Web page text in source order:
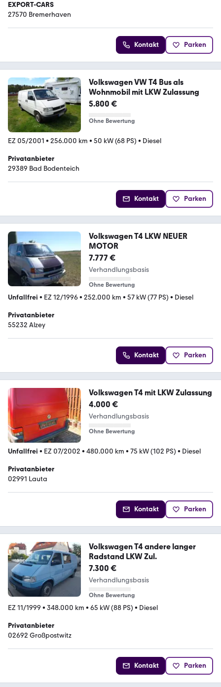
EXPORT-CARS
27570 Bremerhaven
Kontakt Parken
Volkswagen VW T4 Bus als
Wohnmobil mit LKW Zulassung
5.800 €
Ohne Bewertung
EZ 05/2001 • 256.000 km • 50 kW (68 PS) • Diesel
Privatanbieter
29389 Bad Bodenteich
Kontakt Parken
Volkswagen T4 LKW NEUER
MOTOR
7.777 €
Verhandlungsbasis
Ohne Bewertung
Unfallfrei • EZ 12/1996• 252.000 km • 57 kW (77 PS) • Diesel
Privatanbieter
55232 Alzey
Kontakt Parken
Volkswagen T4 mit LKW Zulassung
4.000 €
Verhandlungsbasis
Ohne Bewertung
Unfallfrei • EZ 07/2002 • 480.000 km • 75 kW (102 PS) • Diesel
Privatanbieter
02991 Lauta
Kontakt Parken
Volkswagen T4 andere langer
Radstand LKW Zul.
7.300 €
Verhandlungsbasis
Ohne Bewertung
EZ 11/1999 • 348.000 km • 65 kW (88 PS) • Diesel
Privatanbieter
02692 Großpostwitz
Kontakt Parken